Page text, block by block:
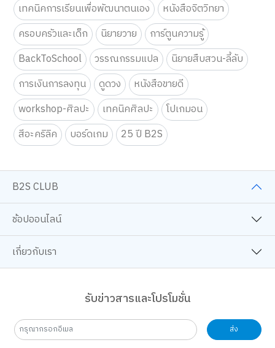
เทคนิคการเรียนเพื่อพัฒนาตนเอง
หนังสือจิตวิทยา
ครอบครัวและเด็ก
นิยายวาย
การ์ตูนความรู้
BackToSchool
วรรณกรรมแปล
นิยายสืบสวน-ลี้ลับ
การเงินการลงทุน
ดูดวง
หนังสือขายดี
workshop-ศิลปะ
เทคนิคศิลปะ
โปเกมอน
สีอะคริลิค
บอร์ดเกม 25 ปี B2S
B2S CLUB
ช้อปออนไลน์
เกี่ยวกับเรา
รับข่าวสารและโปรโมชั่น
ส่ง